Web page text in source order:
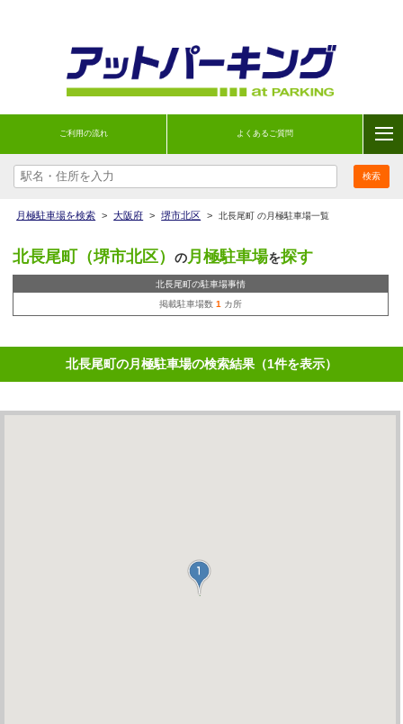
ご利用の流れ よくあるご質問
月極駐車場を検索 > 大阪府 > 堺市北区 > 北長尾町 の月極駐車場一覧
北長尾町（堺市北区） の月極駐車場を探す
北長尾町の駐車場事情
掲載駐車場数 1 カ所
北長尾町の月極駐車場の検索結果（1件を表示）